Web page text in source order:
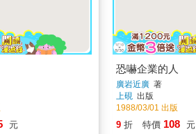
元
恐嚇企業的人
廣岩近廣著
上硯 出版
1988/03/01 出版
9 折 特價 108 元